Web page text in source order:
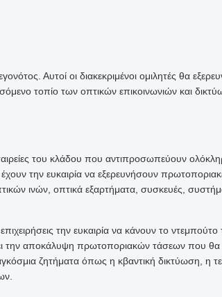
Αυτοί οι διακεκριμένοι ομιλητές θα
τοπίο των οπτικών επικοινωνιών και
του κλάδου που αντιπροσωπεύουν
την ευκαιρία να εξερευνήσουν
ινών, οπτικά εξαρτήματα, συσκευές,
την ευκαιρία να κάνουν το ντεμπούτο
την αποκάλυψη πρωτοποριακών τάσεων που θα
ζητήματα όπως η κβαντική δικτύωση, η